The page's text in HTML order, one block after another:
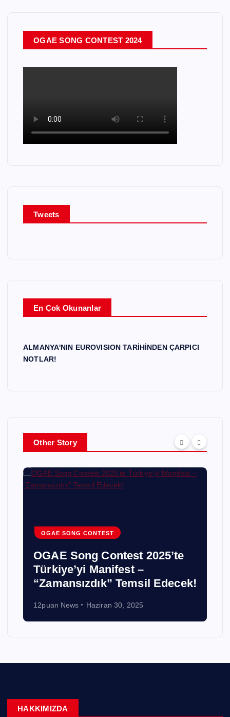
OGAE SONG CONTEST 2024
Tweets
En Çok Okunanlar
ALMANYA'NIN EUROVISION TARİHİNDEN ÇARPICI
NOTLAR!
Other Story
OGAE SONG CONTEST
OGAE Song Contest 2025’te
Türkiye’yi Manifest –
“Zamansızdık” Temsil Edecek!
12puan News Haziran 30, 2025
HAKKIMIZDA